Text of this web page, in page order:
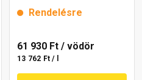
Rendelésre
61 930 Ft / vödör
13 762 Ft / l